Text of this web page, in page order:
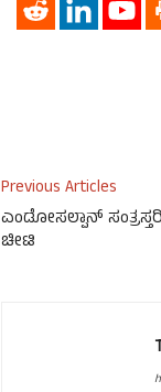
Previous Articles
ಎಂಡೋಸಲ್ಪಾನ್
ಚೀಟಿ